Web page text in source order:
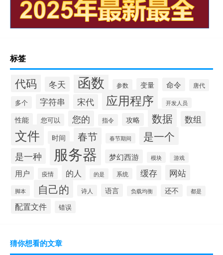
标签
代码 冬天 函数 参数 变量 命令 唐代
多个 字符串 宋代 应用程序 开发人员
性能 您可以 您的 指令 攻略 数据 数组
文件 时间 春节 春节期间 是一个
是一种 服务器 梦幻西游 模块 游戏
用户 疫情 的人 的是 系统 缓存 网站
脚本 自己的 诗人 语言 负载均衡 还不 都是
配置文件 错误
猜你想看的文章